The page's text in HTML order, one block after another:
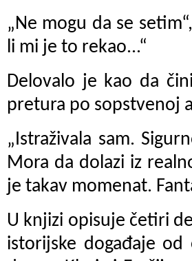
„Ne mogu da se setim“,
li mi je to rekao...“
Delovalo je kao da
pretura po sopstvenoj
„Istraživala sam.
Mora da dolazi iz
je takav momenat.
U knjizi opisuje četiri
istorijske događaje